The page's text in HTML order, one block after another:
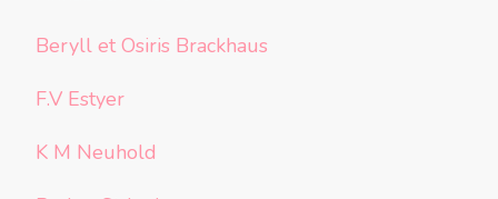
Beryll et Osiris Brackhaus
F.V Estyer
K M Neuhold